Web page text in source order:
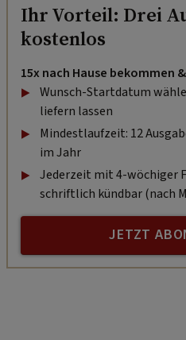
Ihr Vorteil: Drei
kostenlos
15x nach Hause bekommen
Wunsch-Startdatum
liefern lassen
Mindestlaufzeit: 12
im Jahr
Jederzeit mit 4-wöchiger
schriftlich kündbar (nach
JETZT